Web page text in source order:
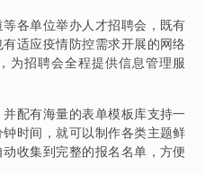
各单位举办人才招聘会，既有
适应疫情防控需求开展的网络
为招聘会全程提供信息管理服
配有海量的表单模板库支持一
时间，就可以制作各类主题鲜
收集到完整的报名名单，方便